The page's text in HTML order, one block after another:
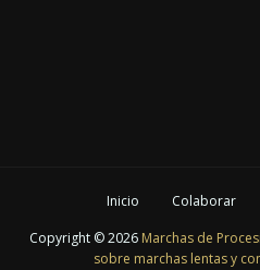
Inicio Colaborar
Copyright ©2026 Marchas de
sobre marchas lentas y